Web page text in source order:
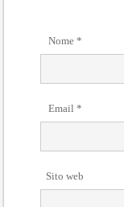
Nome *
Email *
Sito web